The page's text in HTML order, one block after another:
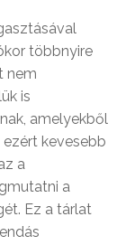
többnyire
nem
is
amelyekből
ezért kevesebb
a
a
Ez a tárlat